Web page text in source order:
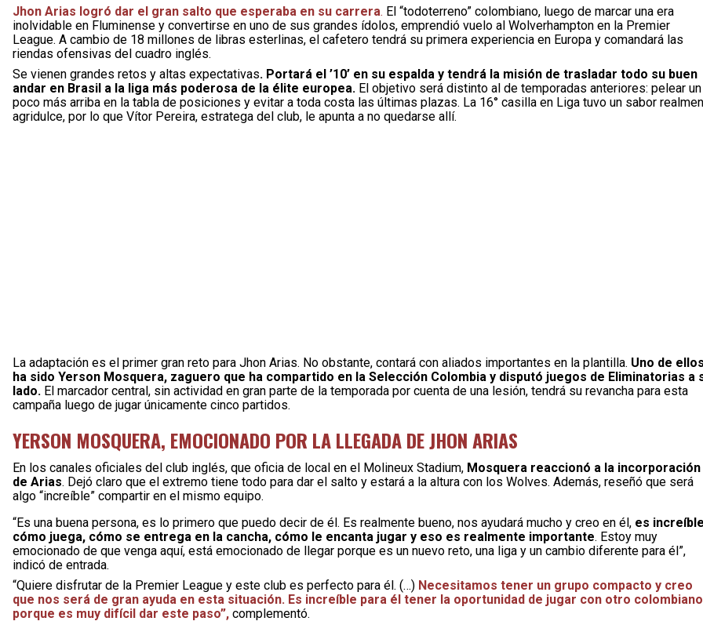
Jhon Arias logró dar el gran salto que esperaba en su carrera. El “todoterreno” colombiano, luego de marcar una era
inolvidable en Fluminense y convertirse en uno de sus grandes ídolos, emprendió vuelo al Wolverhampton en la Premier
League. A cambio de 18 millones de libras esterlinas, el cafetero tendrá su primera experiencia en Europa y comandará las
riendas ofensivas del cuadro inglés.
Se vienen grandes retos y altas expectativas. Portará el ’10’ en su espalda y tendrá la misión de trasladar todo su buen
andar en Brasil a la liga más poderosa de la élite europea. El objetivo será distinto al de temporadas anteriores: pelear un
poco más arriba en la tabla de posiciones y evitar a toda costa las últimas plazas. La 16° casilla en Liga tuvo un sabor
agridulce, por lo que Vítor Pereira, estratega del club, le apunta a no quedarse allí.
La adaptación es el primer gran reto para Jhon Arias. No obstante, contará con aliados importantes en la plantilla. Uno de ellos
ha sido Yerson Mosquera, zaguero que ha compartido en la Selección Colombia y disputó juegos de Eliminatorias a
lado. El marcador central, sin actividad en gran parte de la temporada por cuenta de una lesión, tendrá su revancha para esta
campaña luego de jugar únicamente cinco partidos.
YERSON MOSQUERA, EMOCIONADO POR LA LLEGADA DE JHON ARIAS
En los canales oficiales del club inglés, que oficia de local en el Molineux Stadium, Mosquera reaccionó a la incorporación
de Arias. Dejó claro que el extremo tiene todo para dar el salto y estará a la altura con los Wolves. Además, reseñó que será
algo “increíble” compartir en el mismo equipo.
“Es una buena persona, es lo primero que puedo decir de él. Es realmente bueno, nos ayudará mucho y creo en él, es increíble
cómo juega, cómo se entrega en la cancha, cómo le encanta jugar y eso es realmente importante. Estoy muy
emocionado de que venga aquí, está emocionado de llegar porque es un nuevo reto, una liga y un cambio diferente para él”,
indicó de entrada.
“Quiere disfrutar de la Premier League y este club es perfecto para él. (…) Necesitamos tener un grupo compacto y creo
que nos será de gran ayuda en esta situación. Es increíble para él tener la oportunidad de jugar con otro
porque es muy difícil dar este paso”, complementó.